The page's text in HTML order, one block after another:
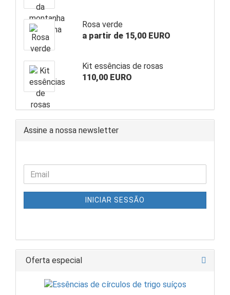
Rosa verde
a partir de 15,00 EURO
Kit essências de rosas
110,00 EURO
Assine a nossa newsletter
INICIAR SESSÃO
Oferta especial